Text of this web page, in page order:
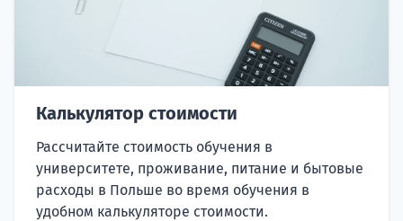
Калькулятор стоимости
Рассчитайте стоимость обучения в
университете, проживание, питание и бытовые
расходы в Польше во время обучения в
удобном калькуляторе стоимости.